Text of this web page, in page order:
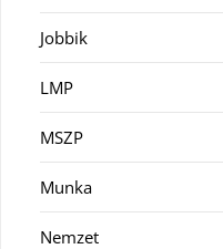
Jobbik
LMP
MSZP
Munka
Nemzet